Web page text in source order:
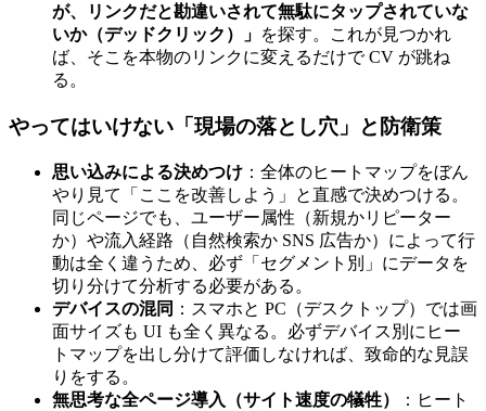
が、リンクだと勘違いされて無駄にタップされていな
いか（デッドクリック）」 を探す。これが見つかれ
ば、そこを本物のリンクに変えるだけで CV が跳ね
る。
やってはいけない「現場の落とし穴」と防衛策
思い込みによる決めつけ ：全体のヒートマップをぼん
やり見て「ここを改善しよう」と直感で決めつける。
同じページでも、ユーザー属性（新規かリピーター
か）や流入経路（自然検索か SNS 広告か）によって行
動は全く違うため、必ず「セグメント別」にデータを
切り分けて分析する必要がある。
デバイスの混同 ：スマホと PC（デスクトップ）では画
面サイズも UI も全く異なる。必ずデバイス別にヒー
トマップを出し分けて評価しなければ、致命的な見誤
りをする。
無思考な全ページ導入（サイト速度の犠牲）
：ヒート